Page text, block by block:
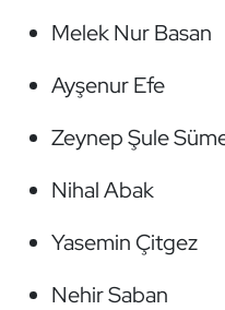
Melek Nur Basan
Ayşenur Efe
Zeynep Şule
Nihal Abak
Yasemin Çitgez
Nehir Saban
Karate
Kayak
Kempo
Kick Boks
Kürek